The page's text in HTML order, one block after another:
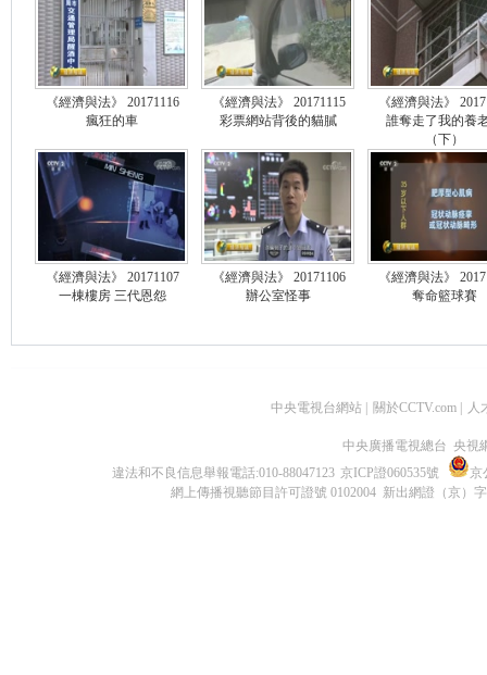
《經濟與法》 20171116
瘋狂的車
《經濟與法》 20171115
彩票網站背後的貓膩
《經濟與法》
誰奪走了我的養
（下）
《經濟與法》 20171107
一棟樓房 三代恩怨
《經濟與法》 20171106
辦公室怪事
《經濟與法》
奪命籃球賽
中央電視台網站 | 關於CCTV.com | 人
中央廣播電視總台 央視
違法和不良信息舉報電話:010-88047123 京ICP證060535號
京
網上傳播視聽節目許可證號 0102004 新出網證（京）